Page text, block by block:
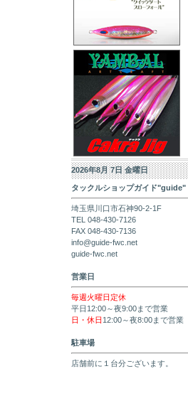
2026年8月 7日 金曜日
タックルショップガイド"guide"
埼玉県川口市石神90-2-1F
TEL 048-430-7126
FAX 048-430-7136
info@guide-fwc.net
guide-fwc.net
営業日
毎週火曜日定休
平日12:00～夜9:00まで営業
日・休日 12:00～夜8:00まで営業
駐車場
店舗前に１台分ございます。